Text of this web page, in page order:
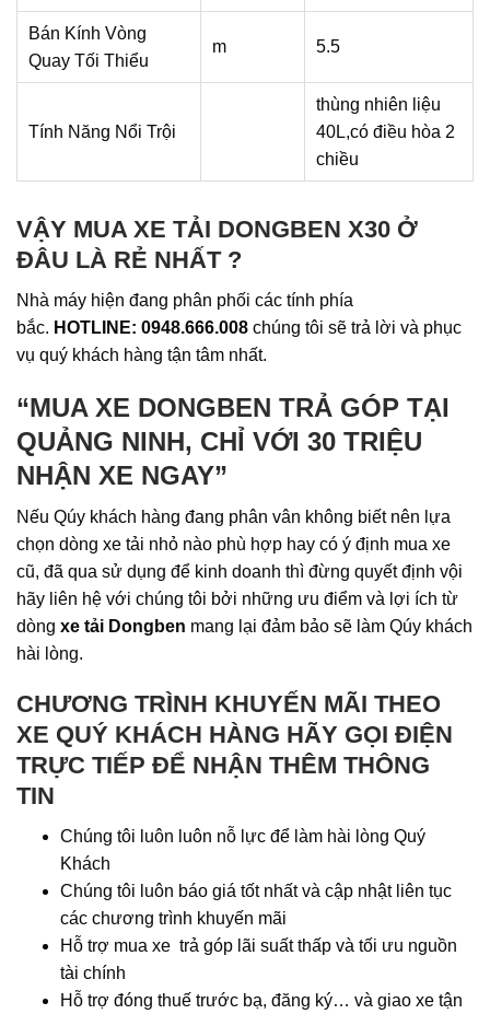
Bán Kính Vòng
Quay Tối Thiểu
m 5.5
Tính Năng Nổi Trội
thùng nhiên liệu
40L,có điều hòa 2
chiều
VẬY MUA XE TẢI DONGBEN X30 Ở
ĐÂU LÀ RẺ NHẤT ?
Nhà máy hiện đang phân phối các tính phía
bắc. HOTLINE: 0948.666.008 chúng tôi sẽ trả lời và phục
vụ quý khách hàng tận tâm nhất.
“MUA XE DONGBEN TRẢ GÓP TẠI
QUẢNG NINH, CHỈ VỚI 30 TRIỆU
NHẬN XE NGAY”
Nếu Qúy khách hàng đang phân vân không biết nên lựa
chọn dòng xe tải nhỏ nào phù hợp hay có ý định mua xe
cũ, đã qua sử dụng để kinh doanh thì đừng quyết định vội
hãy liên hệ với chúng tôi bởi những ưu điểm và lợi ích từ
dòng xe tải Dongben mang lại đảm bảo sẽ làm Qúy khách
hài lòng.
CHƯƠNG TRÌNH KHUYẾN MÃI THEO
XE QUÝ KHÁCH HÀNG HÃY GỌI ĐIỆN
TRỰC TIẾP ĐỂ NHẬN THÊM THÔNG
TIN
Chúng tôi luôn luôn nỗ lực để làm hài lòng Quý
Khách
Chúng tôi luôn báo giá tốt nhất và cập nhật liên tục
các chương trình khuyến mãi
Hỗ trợ mua xe trả góp lãi suất thấp và tối ưu nguồn
tài chính
Hỗ trợ đóng thuế trước bạ, đăng ký… và giao xe tận